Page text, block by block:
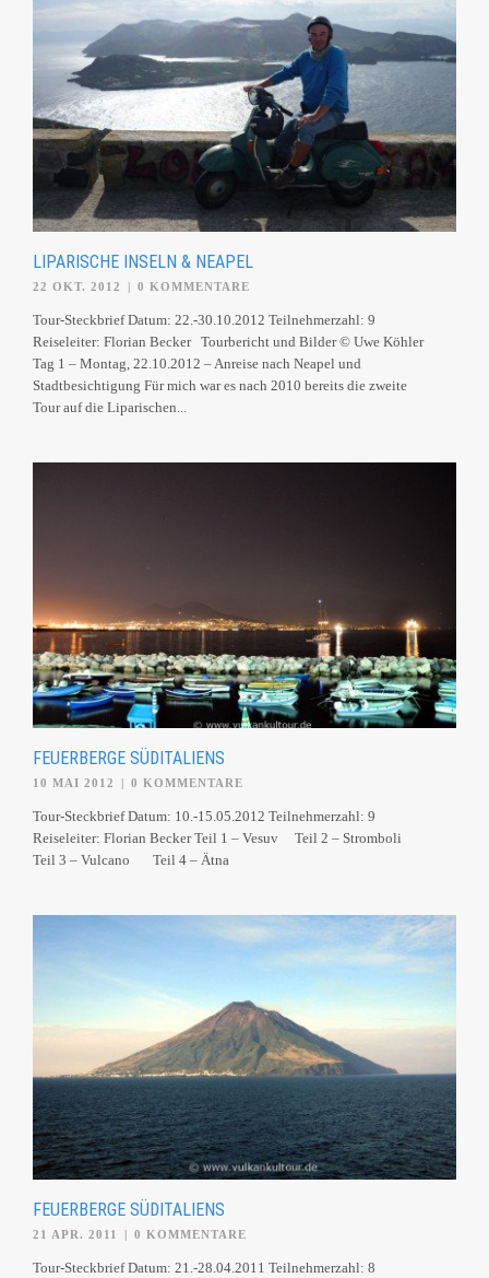
LIPARISCHE INSELN & NEAPEL
22 OKT. 2012 0 KOMMENTARE
Tour-Steckbrief Datum: 22.-30.10.2012 Teilnehmerzahl: 9
Reiseleiter: Florian Becker Tourbericht und Bilder © Uwe Köhler
Tag 1 – Montag, 22.10.2012 – Anreise nach Neapel und
Stadtbesichtigung Für mich war es nach 2010 bereits die zweite
Tour auf die Liparischen...
FEUERBERGE SÜDITALIENS
10 MAI 2012 | 0 KOMMENTARE
Tour-Steckbrief Datum: 10.-15.05.2012 Teilnehmerzahl: 9
Reiseleiter: Florian Becker Teil 1 – Vesuv Teil 2 – Stromboli
Teil 3 – Vulcano Teil 4 – Ätna
FEUERBERGE SÜDITALIENS
21 APR. 2011 0 KOMMENTARE
Tour-Steckbrief Datum: 21.-28.04.2011 Teilnehmerzahl: 8